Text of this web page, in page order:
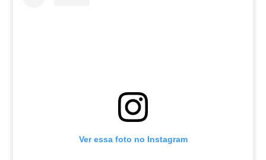
Ver essa foto no Instagram